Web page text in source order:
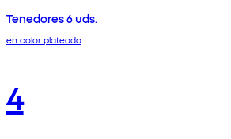
Tenedores 6 uds.
en color plateado
4